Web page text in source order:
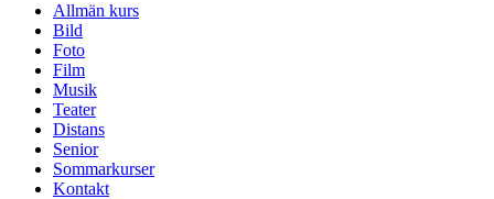
Allmän kurs
Bild
Foto
Film
Musik
Teater
Distans
Senior
Sommarkurser
Kontakt